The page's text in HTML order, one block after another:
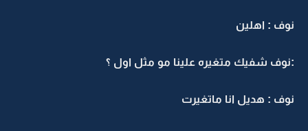
نوف : اهلين
:نوف شفيك متغيره علينا مو مثل اول ؟
نوف : هديل انا ماتغيرت